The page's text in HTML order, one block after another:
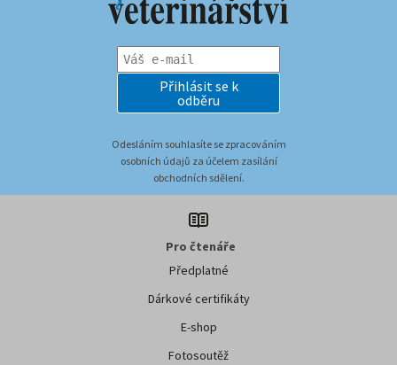
Přihlásit se k
odběru
Odesláním souhlasíte se zpracováním
osobních údajů za účelem zasílání
obchodních sdělení.
Pro čtenáře
Předplatné
Dárkové certifikáty
E-shop
Fotosoutěž